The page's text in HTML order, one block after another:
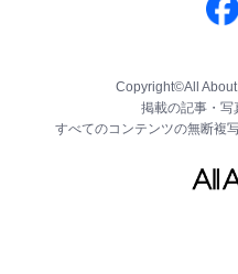
Copyright©All
掲載の記事・写
すべてのコンテンツの無断複